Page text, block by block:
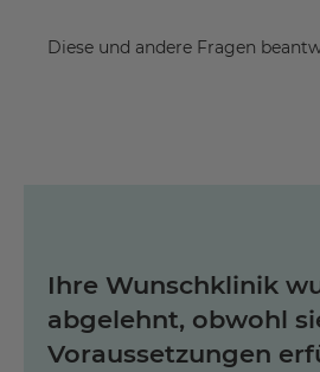
Diese und andere Fragen
Ihre Wunschklinik
abgelehnt, obwohl
Voraussetzungen